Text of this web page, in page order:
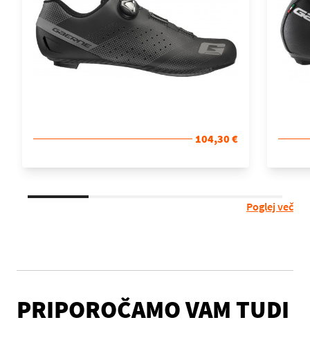
104,30 €
Poglej več
PRIPOROČAMO VAM TUDI